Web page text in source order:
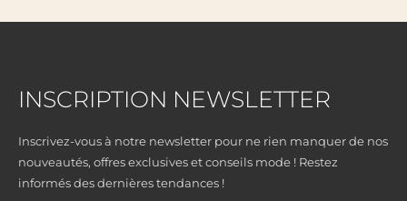
INSCRIPTION NEWSLETTER
Inscrivez-vous à notre newsletter pour ne rien manquer de nos
nouveautés, offres exclusives et conseils mode ! Restez
informés des dernières tendances !